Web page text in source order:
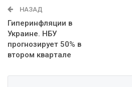
НАЗАД
Гиперинфляции в
Украине. НБУ
прогнозирует 50% в
втором квартале